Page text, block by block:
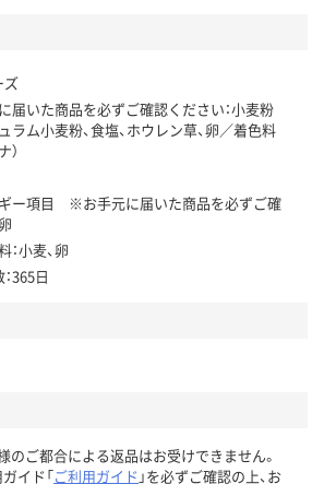
ズ
いた商品を必ずご確認ください：小麦粉
ラム小麦粉、食塩、ホウレン草、卵／着色料
）
ー項目 ※お手元に届いた商品を必ずご確
小麦、卵
365日
のご都合による返品はお受けできません。
イド「ご利用ガイド 」を必ずご確認の上、お